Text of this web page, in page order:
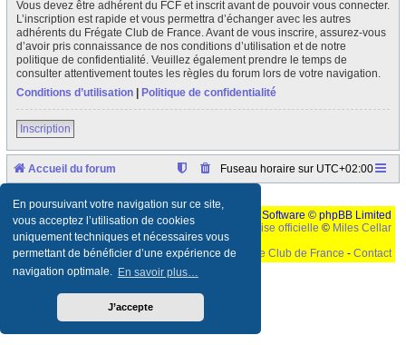
En poursuivant votre navigation sur ce site,
vous acceptez l’utilisation de cookies
uniquement techniques et nécessaires vous
permettant de bénéficier d’une expérience de
navigation optimale. En savoir plus…
J’accepte
Vous devez être adhérent du FCF et inscrit avant de pouvoir vous connecter.
L’inscription est rapide et vous permettra d’échanger avec les autres
adhérents du Frégate Club de France. Avant de vous inscrire, assurez-vous
d’avoir pris connaissance de nos conditions d’utilisation et de notre
politique de confidentialité. Veuillez également prendre le temps de
consulter attentivement toutes les règles du forum lors de votre navigation.
Conditions d’utilisation
Politique de confidentialité
Inscription
Accueil du forum Fuseau horaire sur UTC+02:00
Développé parphpBB
® Forum Software © phpBB Limited
Traduction française officielle © Miles Cellar
©Le Frégate Club de France - Contact
Ceci est un texte de remplissage qui n'a pour but que forcer l'elargissement de la div page...
parametres d'affichage pas defaut de votre navigateur" faut bien trouver des paliatifs !